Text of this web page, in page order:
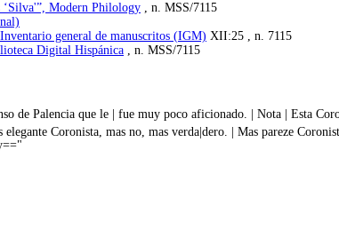
Modern Philology , n. MSS/7115
general de manuscritos (IGM) XII:25 , n. 7115
Digital Hispánica , n. MSS/7115
de Palencia que le | fue muy poco aficionado. | Nota | Esta
Coronista, mas no, mas verda|dero. | Mas pareze